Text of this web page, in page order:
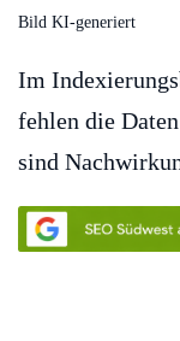
Bild KI-generiert
Im
fehlen die
sind